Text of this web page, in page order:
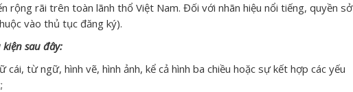
rộng rãi trên toàn lãnh thổ Việt Nam. Đối với nhãn hiệu nổi tiếng, quyền sở
vào thủ tục đăng ký).
sau đây:
từ ngữ, hình vẽ, hình ảnh, kể cả hình ba chiều hoặc sự kết hợp các yếu